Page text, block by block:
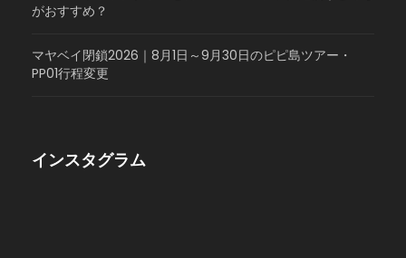
がおすすめ？
マヤベイ閉鎖2026｜8月1日～9月30日のピピ島ツアー・
PP01行程変更
インスタグラム